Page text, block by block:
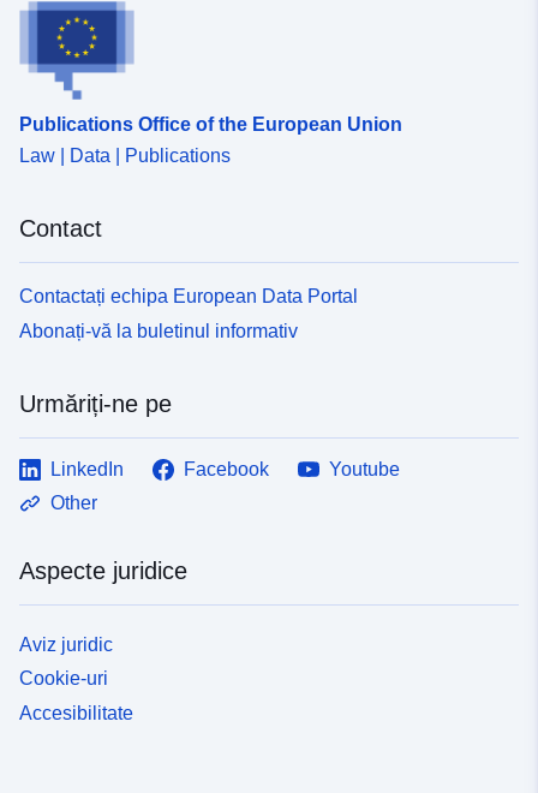
uriRef:
Publications Office of the European Union
Law | Data | Publications
Contact
Contactați echipa European Data Portal
Abonați-vă la buletinul informativ
Urmăriți-ne pe
LinkedIn Facebook
Youtube
Other
Aspecte juridice
Aviz juridic
Cookie-uri
Accesibilitate